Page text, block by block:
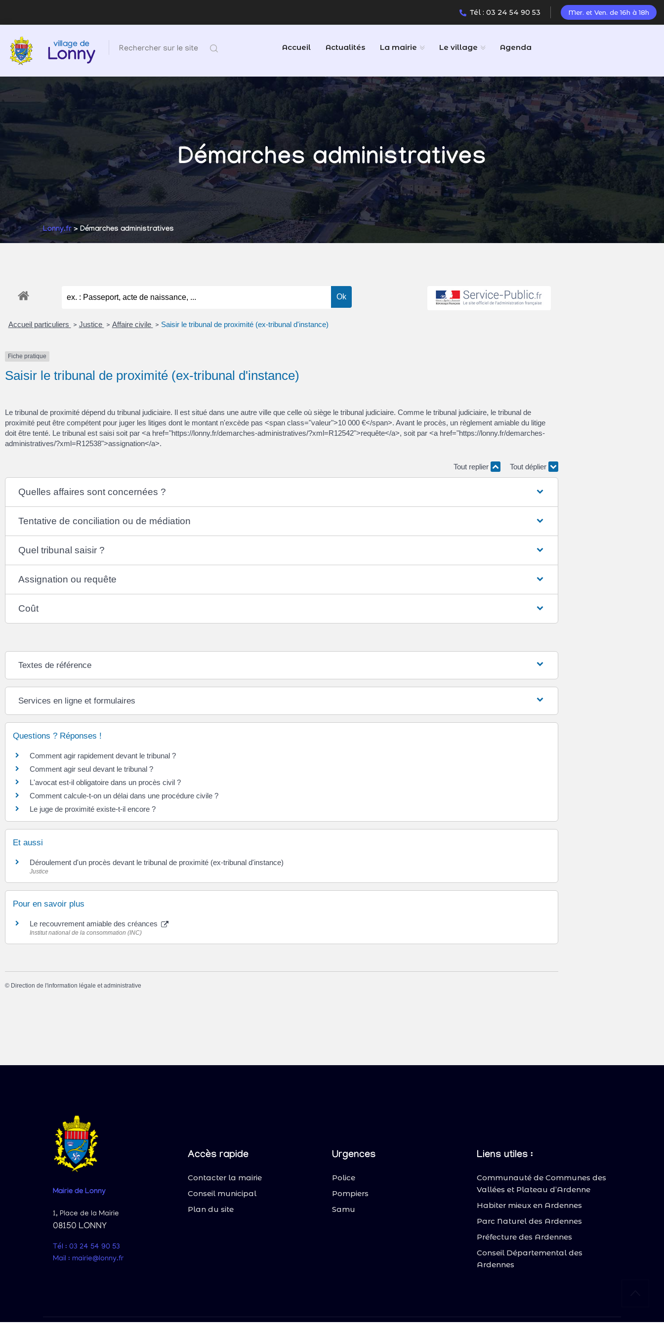
Tél : 03 24 54 90 53 Mer. et Ven. de 16h à 18h
Rechercher sur le site Accueil Actualités La mairie Le village Agenda
Démarches administratives
Lonny.fr > Démarches administratives
Accueil particuliers > Justice > Affaire civile > Saisir le tribunal de proximité (ex-tribunal d'instance)
Fiche pratique
Saisir le tribunal de proximité (ex-tribunal d'instance)
Le tribunal de proximité dépend du tribunal judiciaire. Il est situé dans une autre ville que celle où siège le tribunal judiciaire. Comme le tribunal judiciaire, le tribunal de
proximité peut être compétent pour juger les litiges dont le montant n'excède pas <span class="valeur">10 000 €</span>. Avant le procès, un règlement amiable du litige
doit être tenté. Le tribunal est saisi soit par <a href="https://lonny.fr/demarches-administratives/?xml=R12542">requête</a>, soit par <a href="https://lonny.fr/demarches-
administratives/?xml=R12538">assignation</a>.
Tout replier Tout déplier
Quelles affaires sont concernées ?
Tentative de conciliation ou de médiation
Quel tribunal saisir ?
Assignation ou requête
Coût
Textes de référence
Services en ligne et formulaires
Questions ? Réponses !
Comment agir rapidement devant le tribunal ?
Comment agir seul devant le tribunal ?
L'avocat est-il obligatoire dans un procès civil ?
Comment calcule-t-on un délai dans une procédure civile ?
Le juge de proximité existe-t-il encore ?
Et aussi
Déroulement d'un procès devant le tribunal de proximité (ex-tribunal d'instance)
Justice
Pour en savoir plus
Le recouvrement amiable des créances
Institut national de la consommation (INC)
© Direction de l'information légale et administrative
Mairie de Lonny
1, Place de la Mairie
08150 LONNY
Tél : 03 24 54 90 53
Mail : mairie@lonny.fr
Accès rapide
Contacter la mairie
Conseil municipal
Plan du site
Urgences
Police
Pompiers
Samu
Liens utiles :
Communauté de Communes des
Vallées et Plateau d’Ardenne
Habiter mieux en Ardennes
Parc Naturel des Ardennes
Préfecture des Ardennes
Conseil Départemental des
Ardennes